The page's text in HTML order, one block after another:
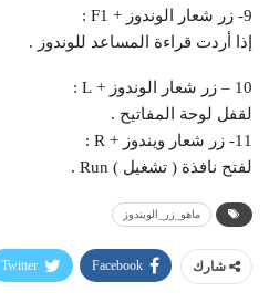
9- زر شعار الوندوز + F1 :
إذا أردت قراءة المساعد للوندوز .
10 – زر شعار الوندوز + L :
لقفل لوحة المفاتيح .
11- زر شعار ويندوز + R :
لفتح نافذة ( تشغيل ) Run .
ماهو_زر_الويندوز
شارك Facebook
Twitter